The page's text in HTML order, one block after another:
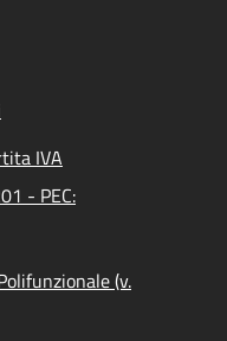
IVA
- PEC:
(v.